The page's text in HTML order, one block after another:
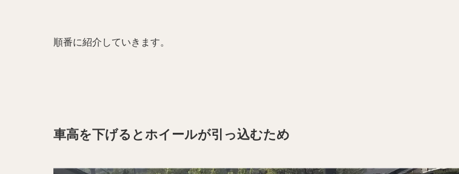
順番に紹介していきます。
車高を下げるとホイールが引っ込むため